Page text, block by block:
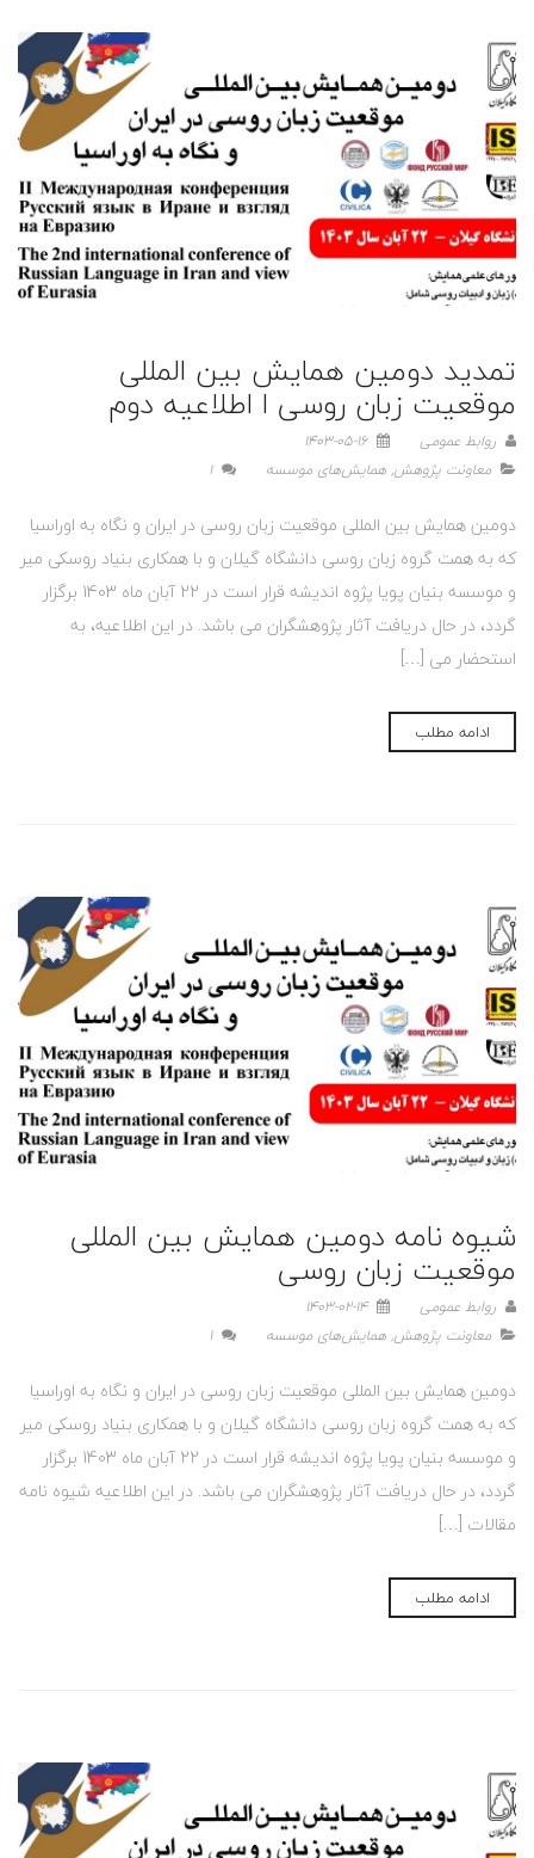
تمدید دومین همایش بین المللی
موقعیت زبان روسی ا اطلاعیه دوم
روابط عمومی
1403-05-16
معاونت پژوهش,همایش‌های موسسه 1
دومین همایش بین المللی موقعیت زبان روسی در ایران و نگاه به اوراسیا
که به همت گروه زبان روسی دانشگاه گیلان و با همکاری بنیاد روسکی میر
و موسسه بنیان پویا پژوه اندیشه قرار است در 22 آبان ماه 1403 برگزار
گردد، در حال دریافت آثار پژوهشگران می باشد. در این اطلاعیه، به
استحضار می […]
ادامه مطلب
شیوه نامه دومین همایش بین المللی
موقعیت زبان روسی
روابط عمومی
1403-02-14
معاونت پژوهش,همایش‌های موسسه 1
دومین همایش بین المللی موقعیت زبان روسی در ایران و نگاه به اوراسیا
که به همت گروه زبان روسی دانشگاه گیلان و با همکاری بنیاد روسکی میر
و موسسه بنیان پویا پژوه اندیشه قرار است در 22 آبان ماه 1403 برگزار
گردد، در حال دریافت آثار پژوهشگران می باشد. در این اطلاعیه شیوه نامه
مقالات […]
ادامه مطلب